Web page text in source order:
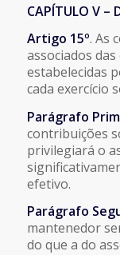
CAPÍTULO V –
Artigo 15º. As
associados
estabelecidas
cada exercício
Parágrafo
contribuições
privilegiará o
efetivo.
Parágrafo
mantenedor
do que a do